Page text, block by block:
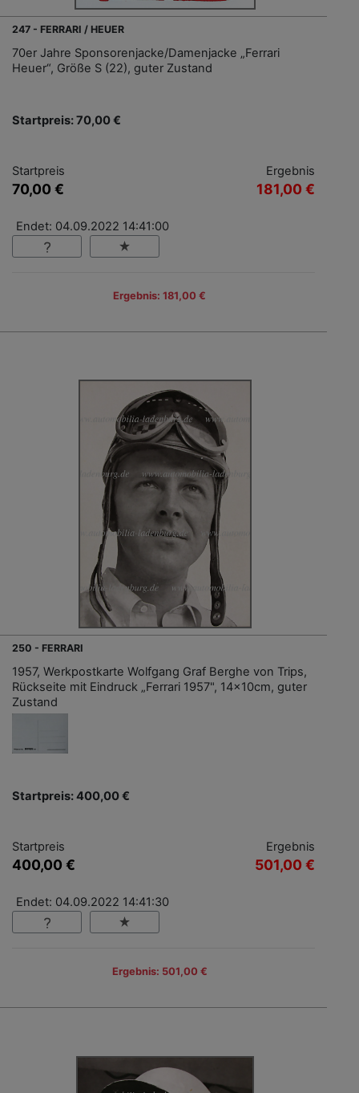
247 - FERRARI / HEUER
70er Jahre Sponsorenjacke/Damenjacke „Ferrari
Heuer“, Größe S (22), guter Zustand
Startpreis: 70,00 €
Startpreis
70,00 €
Ergebnis
181,00 €
Endet: 04.09.2022 14:41:00
Ergebnis: 181,00 €
250 - FERRARI
1957, Werkpostkarte Wolfgang Graf Berghe von Trips,
Rückseite mit Eindruck „Ferrari 1957", 14x10cm, guter
Zustand
Startpreis: 400,00 €
Startpreis
400,00 €
Ergebnis
501,00 €
Endet: 04.09.2022 14:41:30
Ergebnis: 501,00 €